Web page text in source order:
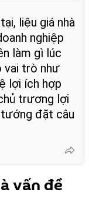
liệu giá nhà
nghiệp
làm gì lúc
vai trò như
lợi ích hợp
trương lợi
tướng đặt câu
vấn đề